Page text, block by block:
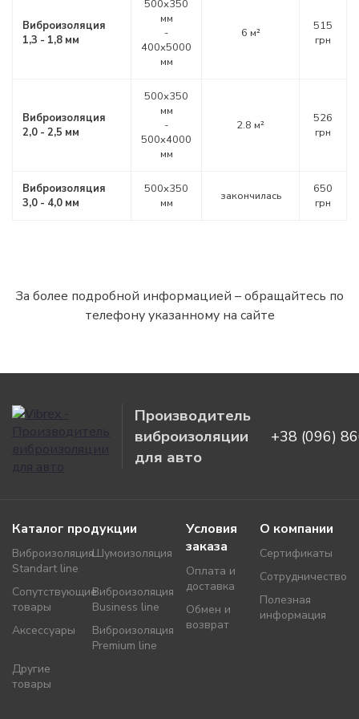
Виброизоляция
1,3 - 1,8 мм
500х350
мм
-
400х5000
мм
6 м²
515
грн
Виброизоляция
2,0 - 2,5 мм
500х350
мм
-
500х4000
мм
2.8 м²
526
грн
Виброизоляция
3,0 - 4,0 мм
500х350
мм
закончилась
650
грн
За более подробной информацией – обращайтесь по
телефону указанному на сайте
Производитель
виброизоляции
для авто
+38 (096)
Каталог продукции
Виброизоляция
Standart line
Виброизоляция
Business line
Виброизоляция
Premium line
Шумоизоляция
Аксессуары
Другие
товары
Сопутствующие
товары
Условия
заказа
Оплата и
доставка
Обмен и
возврат
О компании
Сертификаты
Сотрудничество
Полезная
информация